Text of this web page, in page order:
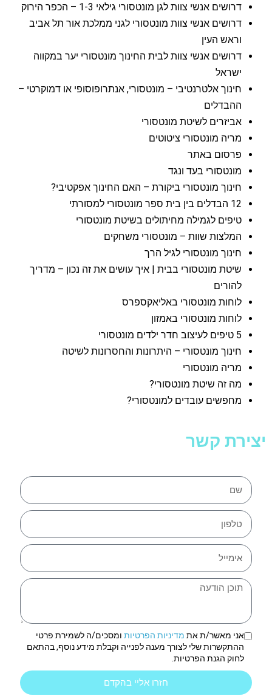
דרושים אנשי צוות לגן מונטסורי גילאי 1-3 – הכפר הירוק
דרושים אנשי צוות מונטסורי לגני ממלכת אור תל אביב
וראש העין
דרושים אנשי צוות לבית החינוך מונטסורי יער במקווה
ישראל
חינוך אלטרנטיבי – מונטסורי, אנתרופוסופי או דמוקרטי –
ההבדלים
אביזרים לשיטת מונטסורי
מריה מונטסורי ציטוטים
פרסום באתר
מונטסורי בעד ונגד
חינוך מונטסורי ביקורת – האם החינוך אפקטיבי?
12 הבדלים בין בית ספר מונטסורי למסורתי
טיפים לגמילה מחיתולים בשיטת מונטסורי
המלצות שוות – מונטסורי משחקים
חינוך מונטסורי לגיל הרך
שיטת מונטסורי בבית | איך עושים את זה נכון – מדריך
להורים
לוחות מונטסורי באליאקספרס
לוחות מונטסורי באמזון
5 טיפים לעיצוב חדר ילדים מונטסורי
חינוך מונטסורי – היתרונות והחסרונות לשיטה
מריה מונטסורי
מה זה שיטת מונטסורי?
מחפשים עובדים למונטסורי?
יצירת קשר
אני מאשר/ת את מדיניות הפרטיות ומסכים/ה לשמירת פרטי
ההתקשרות שלי לצורך מענה לפנייה וקבלת מידע נוסף, בהתאם
לחוק הגנת הפרטיות.
חזרו אליי בהקדם